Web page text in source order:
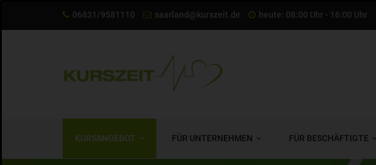
06831/9581110 saarland@kurszeit.de heute: 08:00 Uhr - 16:00 Uhr
KURSANGEBOT FÜR UNTERNEHMEN FÜR BESCHÄFTIGTE